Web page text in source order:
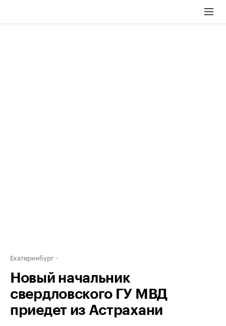
Екатеринбург
Новый начальник
свердловского ГУ МВД
приедет из Астрахани